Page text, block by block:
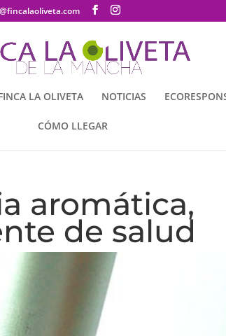
LA OLIVETA NOTICIAS
CÓMO LLEGAR
aromática,
de salud